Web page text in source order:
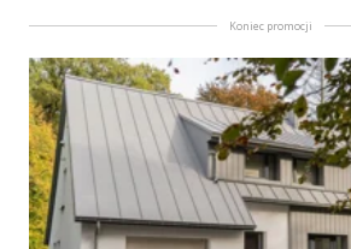
Koniec promocji